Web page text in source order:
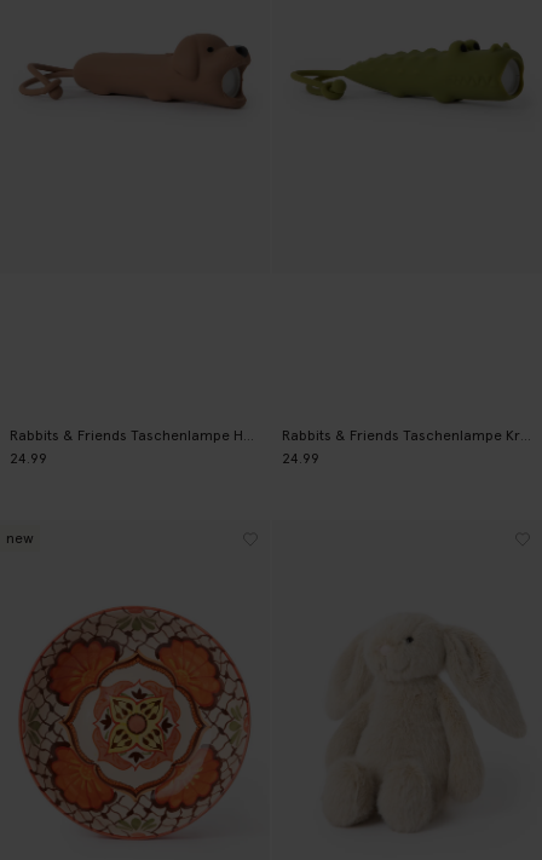
Rabbits & Friends Taschenlampe Hund
24.99
Rabbits & Friends Taschenlampe Krokodil
24.99
new